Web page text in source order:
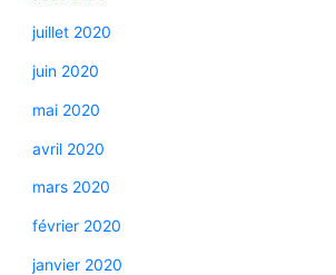
juillet 2020
juin 2020
mai 2020
avril 2020
mars 2020
février 2020
janvier 2020